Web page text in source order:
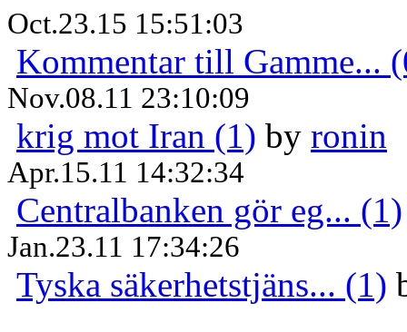
Oct.23.15 15:51:03
Kommentar till Gamme...
Nov.08.11 23:10:09
krig mot Iran (1) by ronin
Apr.15.11 14:32:34
Centralbanken gör eg... (1)
Jan.23.11 17:34:26
Tyska säkerhetstjäns... (1)